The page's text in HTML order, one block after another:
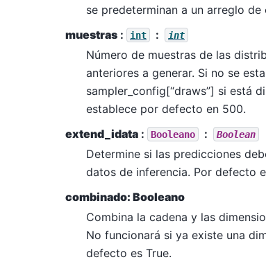
se predeterminan a un arreglo de
muestras : int int
Número de muestras de las
anteriores a generar. Si no se
sampler_config[“draws”] si está
establece por defecto en 500.
extend_idata : Booleano Boolean
Determine si las predicciones
datos de inferencia. Por defecto
combinado: Booleano
Combina la cadena y las
No funcionará si ya existe una
defecto es True.